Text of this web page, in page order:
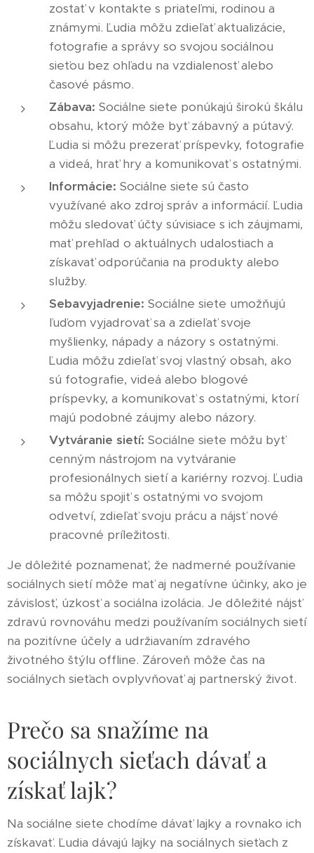
zostať v kontakte s priateľmi, rodinou a
známymi. Ľudia môžu zdieľať aktualizácie,
fotografie a správy so svojou sociálnou
sieťou bez ohľadu na vzdialenosť alebo
časové pásmo.
Zábava: Sociálne siete ponúkajú širokú škálu
obsahu, ktorý môže byť zábavný a pútavý.
Ľudia si môžu prezerať príspevky, fotografie
a videá, hrať hry a komunikovať s ostatnými.
Informácie: Sociálne siete sú často
využívané ako zdroj správ a informácií. Ľudia
môžu sledovať účty súvisiace s ich záujmami,
mať prehľad o aktuálnych udalostiach a
získavať odporúčania na produkty alebo
služby.
Sebavyjadrenie: Sociálne siete umožňujú
ľuďom vyjadrovať sa a zdieľať svoje
myšlienky, nápady a názory s ostatnými.
Ľudia môžu zdieľať svoj vlastný obsah, ako
sú fotografie, videá alebo blogové
príspevky, a komunikovať s ostatnými, ktorí
majú podobné záujmy alebo názory.
Vytváranie sietí: Sociálne siete môžu byť
cenným nástrojom na vytváranie
profesionálnych sietí a kariérny rozvoj. Ľudia
sa môžu spojiť s ostatnými vo svojom
odvetví, zdieľať svoju prácu a nájsť nové
pracovné príležitosti.
Je dôležité poznamenať, že nadmerné používanie
sociálnych sietí môže mať aj negatívne účinky, ako je
závislosť, úzkosť a sociálna izolácia. Je dôležité nájsť
zdravú rovnováhu medzi používaním sociálnych sietí
na pozitívne účely a udržiavaním zdravého
životného štýlu offline. Zároveň môže čas na
sociálnych sieťach ovplyvňovať aj partnerský život.
Prečo sa snažíme na
sociálnych sieťach dávať a
získať lajk?
Na sociálne siete chodíme dávať lajky a rovnako ich
získavať. Ľudia dávajú lajky na sociálnych sieťach z